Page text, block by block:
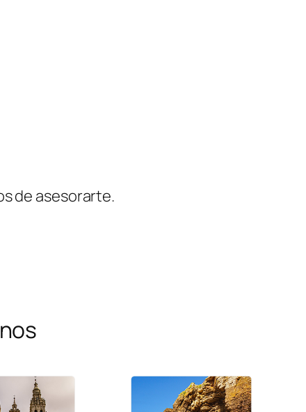
de asesorarte.